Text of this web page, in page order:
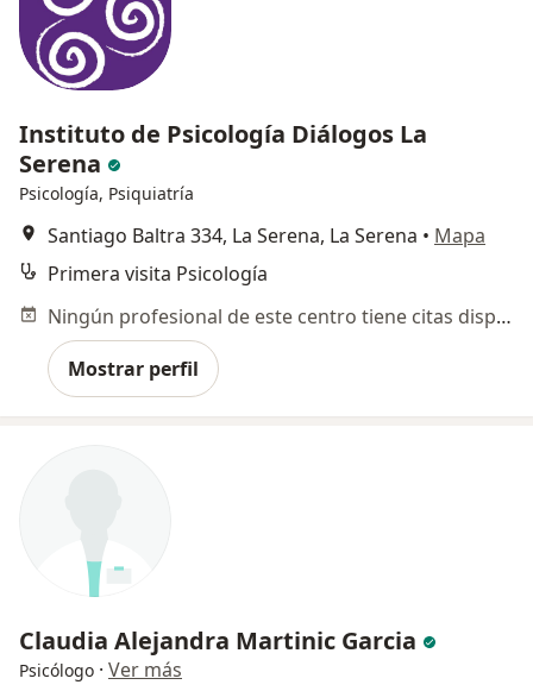
Instituto de Psicología Diálogos La
Serena
Psicología, Psiquiatría
Santiago Baltra 334, La Serena, La Serena • Mapa
Primera visita Psicología
Ningún profesional de este centro tiene citas disponibles
Mostrar perfil
Claudia Alejandra Martinic Garcia
Psicólogo · Ver más